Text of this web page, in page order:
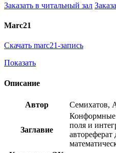
Заказать в читальный зал
Marc21
Скачать marc21-запись
Показать
Описание
Автор Семихатов,
Заглавие
Конформные
поля и
автореферат